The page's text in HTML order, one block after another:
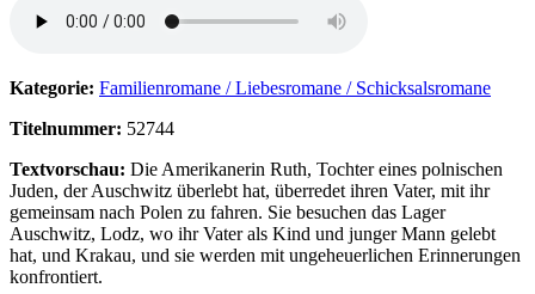
Kategorie: Familienromane / Liebesromane / Schicksalsromane
Titelnummer: 52744
Textvorschau: Die Amerikanerin Ruth, Tochter eines polnischen
Juden, der Auschwitz überlebt hat, überredet ihren Vater, mit ihr
gemeinsam nach Polen zu fahren. Sie besuchen das Lager
Auschwitz, Lodz, wo ihr Vater als Kind und junger Mann gelebt
hat, und Krakau, und sie werden mit ungeheuerlichen Erinnerungen
konfrontiert.